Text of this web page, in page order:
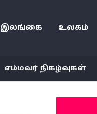
இலங்கை உலகம்
எம்மவர் நிகழ்வுகள்